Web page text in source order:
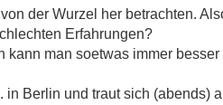
der Wurzel her betrachten.
Erfahrungen?
kann man soetwas immer besser
in Berlin und traut sich (abends)